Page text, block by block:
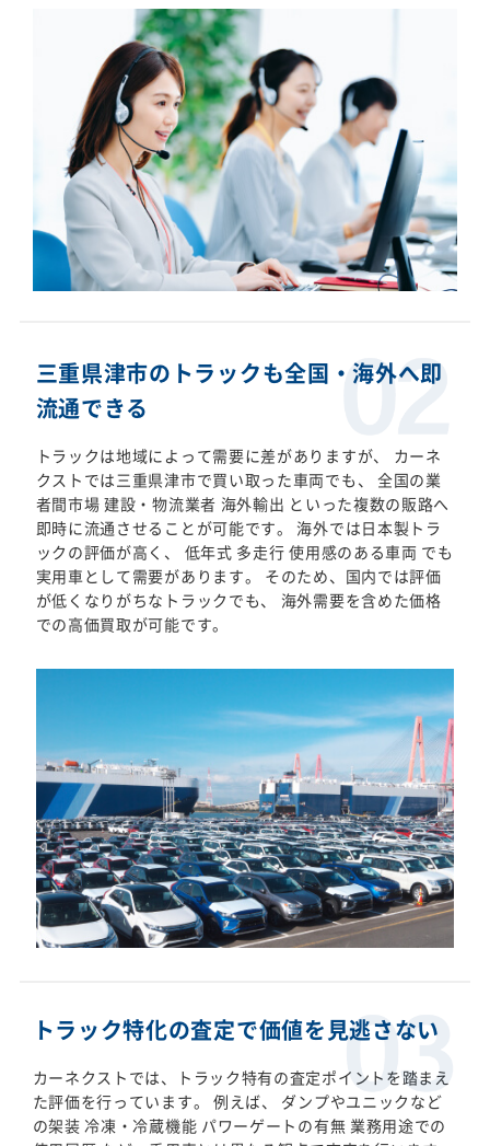
三重県津市のトラックも全国・海外へ即
流通できる
トラックは地域によって需要に差がありますが、 カーネ
クストでは三重県津市で買い取った車両でも、 全国の業
者間市場 建設・物流業者 海外輸出 といった複数の販路へ
即時に流通させることが可能です。 海外では日本製トラ
ックの評価が高く、 低年式 多走行 使用感のある車両 でも
実用車として需要があります。 そのため、国内では評価
が低くなりがちなトラックでも、 海外需要を含めた価格
での高価買取が可能です。
トラック特化の査定で価値を見逃さない
カーネクストでは、トラック特有の査定ポイントを踏まえ
た評価を行っています。 例えば、 ダンプやユニックなど
の架装 冷凍・冷蔵機能 パワーゲートの有無 業務用途での